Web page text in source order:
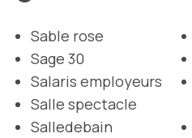
Sable rose
Sage 30
Salaris employeurs
Salle spectacle
Salledebain